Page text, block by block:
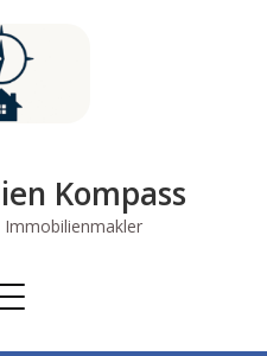
Kompass
Immobilienmakler
Schalte